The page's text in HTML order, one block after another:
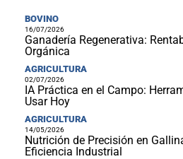
BOVINO
16/07/2026
Ganadería Regenerativa:
Orgánica
AGRICULTURA
02/07/2026
IA Práctica en el Campo:
Usar Hoy
AGRICULTURA
14/05/2026
Nutrición de Precisión en
Eficiencia Industrial